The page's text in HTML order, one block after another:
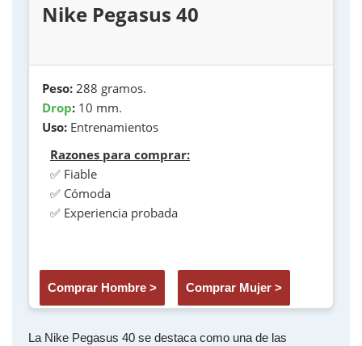
Nike Pegasus 40
Peso: 288 gramos.
Drop: 10 mm.
Uso: Entrenamientos
Razones para comprar:
✅ Fiable
✅ Cómoda
✅ Experiencia probada
Comprar Hombre > Comprar Mujer >
La Nike Pegasus 40 se destaca como una de las